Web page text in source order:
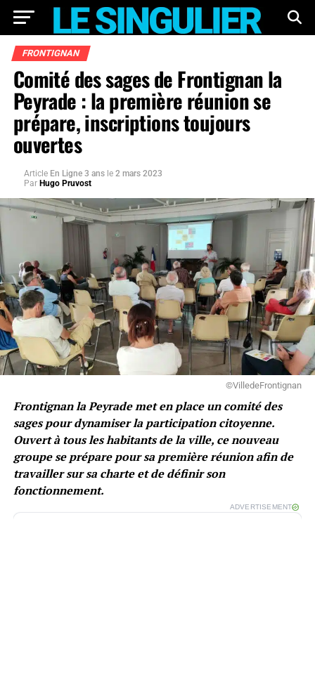
FRONTIGNAN
Comité des sages de Frontignan la
Peyrade : la première réunion se
prépare, inscriptions toujours
ouvertes
Article En Ligne 3 ans le 2 mars 2023
Par Hugo Pruvost
©VilledeFrontignan
Frontignan la Peyrade met en place un comité des
sages pour dynamiser la participation citoyenne.
Ouvert à tous les habitants de la ville, ce nouveau
groupe se prépare pour sa première réunion afin de
travailler sur sa charte et de définir son
fonctionnement.
ADVERTISEMENT